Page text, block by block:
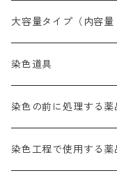
茶色系
茶色系
灰色系
黒色系
灰色｜20g入りのみ公開
黒色
オレンヂMGD（定番の色
レットMFB｜赤色（定番
レットMG｜黄みの朱色
青色系
ネビーブルーMB（定番の
ブルーMB（定番の色合い
紫色系
バイオレットMFB
緑色系
ダークグリンMG（定番の
茶色系
緑色｜在庫処分特価
茶色｜在庫処分特価
カッチ｜茶系
霧島産・晩秋茶｜黄金色
鉄媒染剤
藍染
ぶどう糖
ハイドロサルファイトコン
染色用途のハンカチ・
45cm×45cm（ハンカチ
54cm×54cm（バンダナ
塩基性エロ―｜液体タイプ
アルカリ剤
ハイドロサルファイト
酸性剤
54cm×54cm（バンダ
大容量タイプ（内容量
芒硝｜綿の染色時の吸
ソーダ灰｜アルカリ性
硫酸第一鉄｜鉄媒染剤
染色道具
刷毛
摺込み刷毛（スリコミハ
ローケツ筆
染色の前に処理する薬
精練剤｜汚れ落とし剤
染色工程で使用する薬